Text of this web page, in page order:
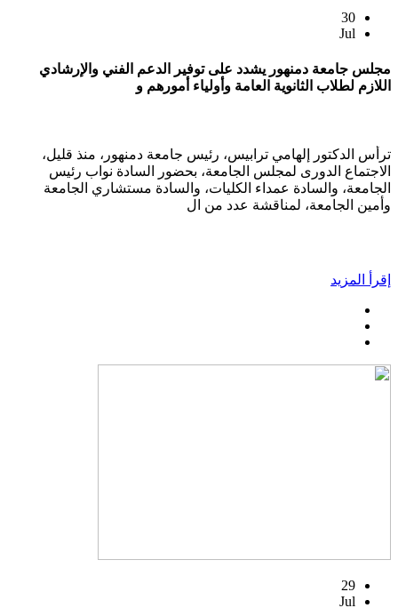
30
Jul
مجلس جامعة دمنهور يشدد على توفير الدعم الفني والإرشادي
اللازم لطلاب الثانوية العامة وأولياء أمورهم و
ترأس الدكتور إلهامي ترابيس، رئيس جامعة دمنهور، منذ قليل،
الاجتماع الدورى لمجلس الجامعة، بحضور السادة نواب رئيس
الجامعة، والسادة عمداء الكليات، والسادة مستشاري الجامعة
وأمين الجامعة، لمناقشة عدد من ال
إقرأ المزيد
29
Jul